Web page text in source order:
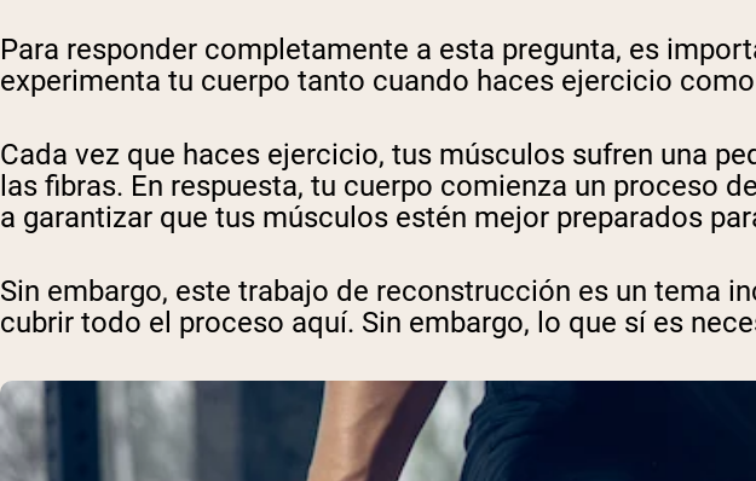
Para responder completamente a esta pregunta, es
experimenta tu cuerpo tanto cuando haces ejercicio
Cada vez que haces ejercicio, tus músculos sufren una
las fibras. En respuesta, tu cuerpo comienza un proceso
a garantizar que tus músculos estén mejor preparados
Sin embargo, este trabajo de reconstrucción es un tema
cubrir todo el proceso aquí. Sin embargo, lo que sí es